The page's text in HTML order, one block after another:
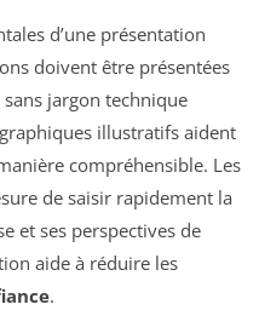
d’une présentation
doivent être présentées
jargon technique
illustratifs aident
compréhensible. Les
de saisir rapidement la
et ses perspectives de
aide à réduire les
.